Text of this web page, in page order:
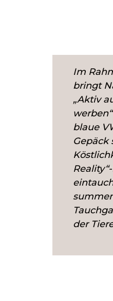
Im
bringt
„Aktiv
blaue
Gepäck
der